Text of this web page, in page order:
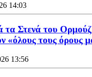
14:03
τα Στενά του
«όλους τους όρους
13:56